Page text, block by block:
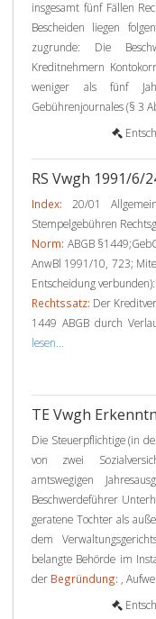
insgesamt fünf Fällen
Bescheiden liegen
zugrunde: Die
Kreditnehmern
weniger als fünf
Gebührenjournales (§ 3
RS Vwgh 1991/6/
Index: 20/01
Stempelgebühren
Norm: ABGB
AnwBl 1991/10, 723;
Entscheidung
Rechtssatz: Der
1449 ABGB durch
lesen...
TE Vwgh
Die Steuerpflichtige (in
von zwei
amtswegigen
Beschwerdeführer
geratene Tochter als
dem
belangte Behörde im
der Begründung: ,